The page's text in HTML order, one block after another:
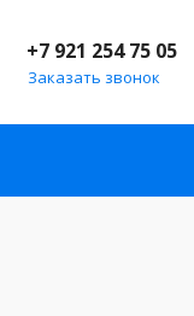
+7 921 254 75 05
Заказать звонок